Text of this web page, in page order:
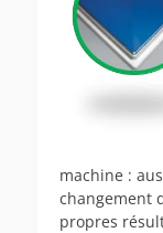
machine :
changement
propres